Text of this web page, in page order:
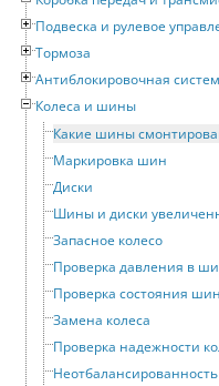
Подвеска и рулевое
Тормоза
Антиблокировочная
Колеса и шины
Какие шины
Маркировка шин
Диски
Шины и диски
Запасное колесо
Проверка давления в
Проверка состояния шин
Замена колеса
Проверка надежности